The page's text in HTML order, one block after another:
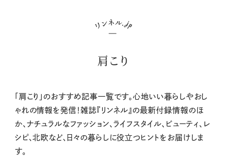
肩こり
「肩こり」のおすすめ記事一覧です。心地いい暮らしやおし
ゃれの情報を発信！雑誌『リンネル』の最新付録情報のほ
か、ナチュラルなファッション、ライフスタイル、ビューティ、レ
シピ、北欧など、日々の暮らしに役立つヒントをお届けしま
す。